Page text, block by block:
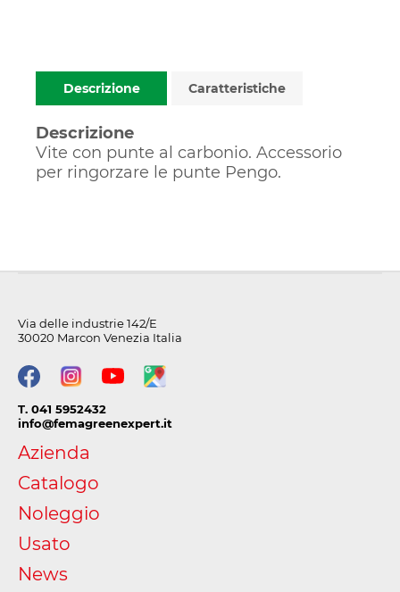
Descrizione Caratteristiche
Descrizione
Vite con punte al carbonio. Accessorio
per ringorzare le punte Pengo.
Via delle industrie 142/E
30020 Marcon Venezia Italia
T. 041 5952432
info@femagreenexpert.it
Azienda
Catalogo
Noleggio
Usato
News